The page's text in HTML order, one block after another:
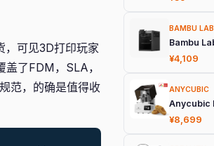
可见3D打印玩家
了FDM，SLA，
范，的确是值得收
BAMBU LAB
¥4,109
ANYCUBIC
¥8,699